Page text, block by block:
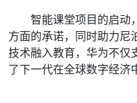
智能课堂项目的启动
方面的承诺，同时助力尼
技术融入教育，华为不仅
了下一代在全球数字经济